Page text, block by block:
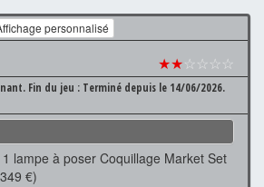
personnalisé
★★☆☆☆☆
Fin du jeu : Terminé depuis le 14/06/2026.
1 lampe à poser Coquillage Market Set
€)